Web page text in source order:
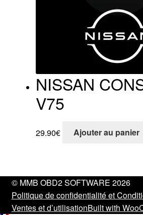
NISSAN
V75
29.90€ Ajouter au panier
© MMB OBD2 SOFTWARE 2026
Politique de confidentialité et
Ventes et d’utilisationBuilt with